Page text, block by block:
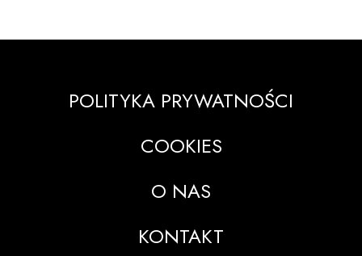
POLITYKA PRYWATNOŚCI
COOKIES
O NAS
KONTAKT